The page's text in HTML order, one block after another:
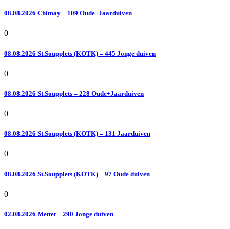
08.08.2026 Chimay – 109 Oude+Jaarduiven
0
08.08.2026 St.Soupplets (KOTK) – 445 Jonge duiven
0
08.08.2026 St.Soupplets – 228 Oude+Jaarduiven
0
08.08.2026 St.Soupplets (KOTK) – 131 Jaarduiven
0
08.08.2026 St.Soupplets (KOTK) – 97 Oude duiven
0
02.08.2026 Mettet – 290 Jonge duiven